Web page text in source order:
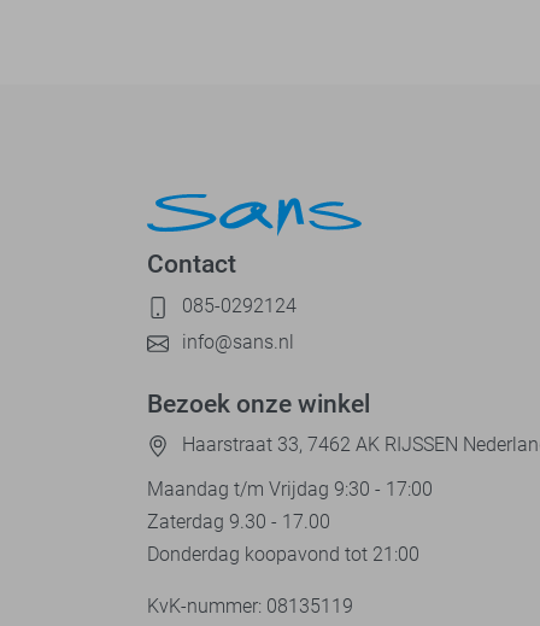
Contact
085-0292124
info@sans.nl
Bezoek onze winkel
Haarstraat 33, 7462 AK RIJSSEN
Maandag t/m Vrijdag 9:30 - 17:00
Zaterdag 9.30 - 17.00
Donderdag koopavond tot 21:00
KvK-nummer: 08135119